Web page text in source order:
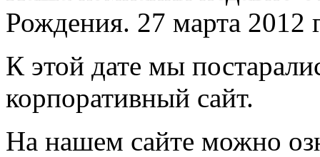
Рождения. 27 марта 2012
К этой дате мы
корпоративный сайт.
На нашем сайте можно